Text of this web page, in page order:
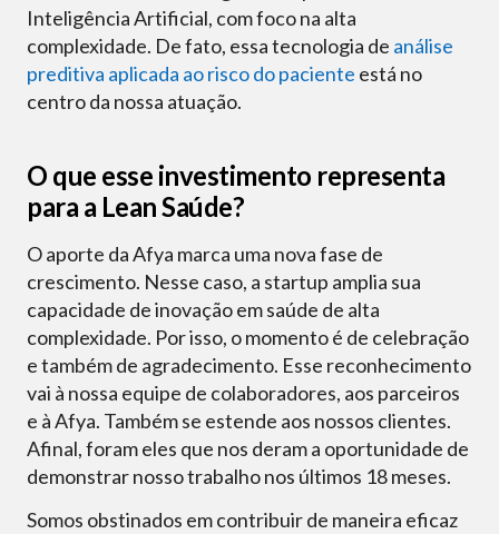
Inteligência Artificial, com foco na alta
complexidade. De fato, essa tecnologia de análise
preditiva aplicada ao risco do paciente está no
centro da nossa atuação.
O que esse investimento representa
para a Lean Saúde?
O aporte da Afya marca uma nova fase de
crescimento. Nesse caso, a startup amplia sua
capacidade de inovação em saúde de alta
complexidade. Por isso, o momento é de celebração
e também de agradecimento. Esse reconhecimento
vai à nossa equipe de colaboradores, aos parceiros
e à Afya. Também se estende aos nossos clientes.
Afinal, foram eles que nos deram a oportunidade de
demonstrar nosso trabalho nos últimos 18 meses.
Somos obstinados em contribuir de maneira eficaz